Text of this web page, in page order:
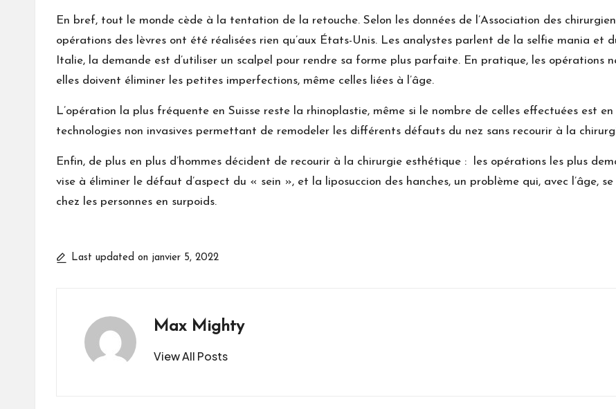
En bref, tout le monde cède à la tentation de la retouche. Selon les données de l’Association des
opérations des lèvres ont été réalisées rien qu’aux États-Unis. Les analystes parlent de la selfie mania et
Italie, la demande est d’utiliser un scalpel pour rendre sa forme plus parfaite. En pratique, les opérations
elles doivent éliminer les petites imperfections, même celles liées à l’âge.
L’opération la plus fréquente en Suisse reste la rhinoplastie, même si le nombre de celles effectuées est
technologies non invasives permettant de remodeler les différents défauts du nez sans recourir à la
Enfin, de plus en plus d’hommes décident de recourir à la chirurgie esthétique : les opérations les plus
vise à éliminer le défaut d’aspect du « sein », et la liposuccion des hanches, un problème qui, avec l’âge,
chez les personnes en surpoids.
Last updated on janvier 5, 2022
Max Mighty
View All Posts